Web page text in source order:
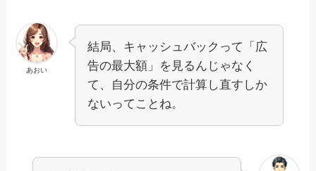
あおい
結局、キャッシュバックって「広
告の最大額」を見るんじゃなく
て、自分の条件で計算し直すしか
ないってことね。